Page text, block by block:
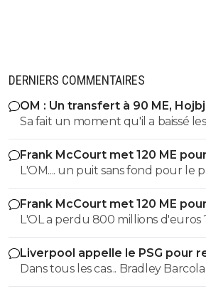
DERNIERS COMMENTAIRES
OM : Un transfert à 90 ME,
Sa fait un moment qu'il a baissé
etait top mais depuis quelques
et bon vent a lui pour le reste de
Frank McCourt met 120 ME
L'OM.... un puit sans fond pour le
Frank McCourt met 120 ME
L'OL a perdu 800 millions d'euros ? 😆🤣😂
milliard tant que tu y es ! ^^
Liverpool appelle le PSG pour
Dans tous les cas... Bradley Barcola
qui est vraiment compréhensible